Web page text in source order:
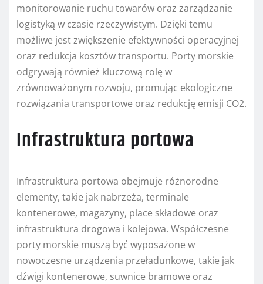
monitorowanie ruchu towarów oraz zarządzanie
logistyką w czasie rzeczywistym. Dzięki temu
możliwe jest zwiększenie efektywności operacyjnej
oraz redukcja kosztów transportu. Porty morskie
odgrywają również kluczową rolę w
zrównoważonym rozwoju, promując ekologiczne
rozwiązania transportowe oraz redukcję emisji CO2.
Infrastruktura portowa
Infrastruktura portowa obejmuje różnorodne
elementy, takie jak nabrzeża, terminale
kontenerowe, magazyny, place składowe oraz
infrastruktura drogowa i kolejowa. Współczesne
porty morskie muszą być wyposażone w
nowoczesne urządzenia przeładunkowe, takie jak
dźwigi kontenerowe, suwnice bramowe oraz